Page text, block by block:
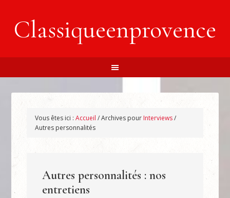
Classiqueenprovence
Vous êtes ici :Accueil /Archives pour Interviews/
Autres personnalités
Autres personnalités : nos
entretiens